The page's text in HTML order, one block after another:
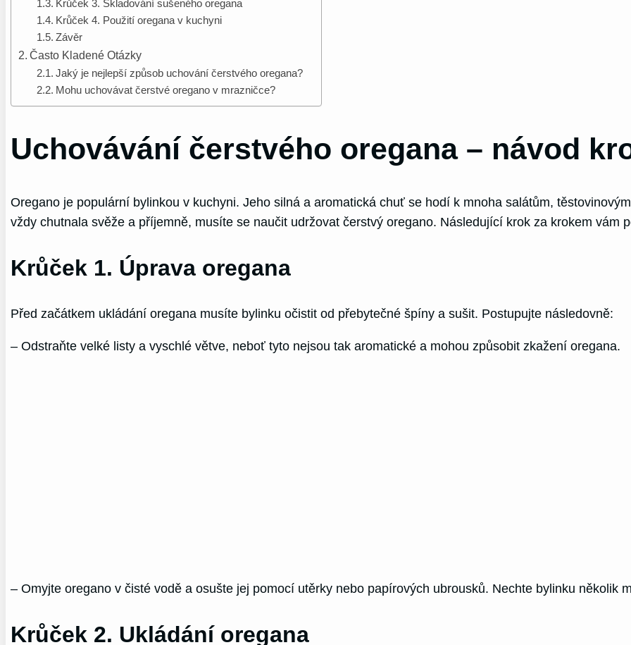
Krůček 3. Skladování sušeného oregana
Krůček 4. Použití oregana v kuchyni
Závěr
Často Kladené Otázky
Jaký je nejlepší způsob uchování čerstvého oregana?
Mohu uchovávat čerstvé oregano v mrazničce?
Uchovávání čerstvého oregana – návod
Oregano je populární bylinkou v kuchyni. Jeho silná a aromatická chuť se hodí k mnoha salátům,
vždy chutnala svěže a příjemně, musíte se naučit udržovat čerstvý oregano. Následující krok za krokem vám
Krůček 1. Úprava oregana
Před začátkem ukládání oregana musíte bylinku očistit od přebytečné špíny a sušit. Postupujte následovně:
– Odstraňte velké listy a vyschlé větve, neboť tyto nejsou tak aromatické a mohou způsobit zkažení oregana.
– Omyjte oregano v čisté vodě a osušte jej pomocí utěrky nebo papírových ubrousků. Nechte bylinku několik
Krůček 2. Ukládání oregana